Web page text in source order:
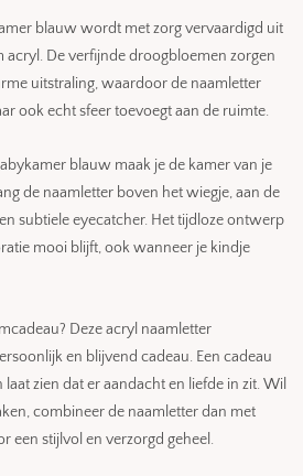
blauw wordt met zorg vervaardigd uit
acryl. De verfijnde droogbloemen zorgen
uitstraling, waardoor de naamletter
ook echt sfeer toevoegt aan de ruimte.
blauw maak je de kamer van je
de naamletter boven het wiegje, aan de
subtiele eyecatcher. Het tijdloze ontwerp
mooi blijft, ook wanneer je kindje
Deze acryl naamletter
en blijvend cadeau. Een cadeau
zien dat er aandacht en liefde in zit. Wil
combineer de naamletter dan met
een stijlvol en verzorgd geheel.